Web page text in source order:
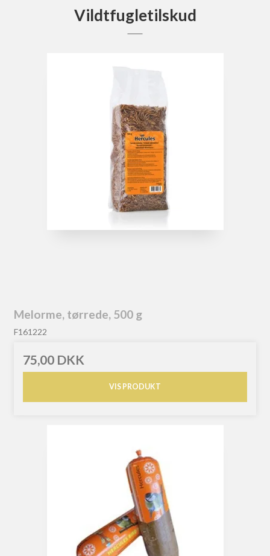
Vildtfugletilskud
Melorme, tørrede, 500 g
F161222
75,00 DKK
VIS PRODUKT